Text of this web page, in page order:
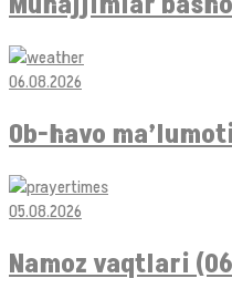
06.08.2026
Ob-havo
05.08.2026
Namoz vaqtlari